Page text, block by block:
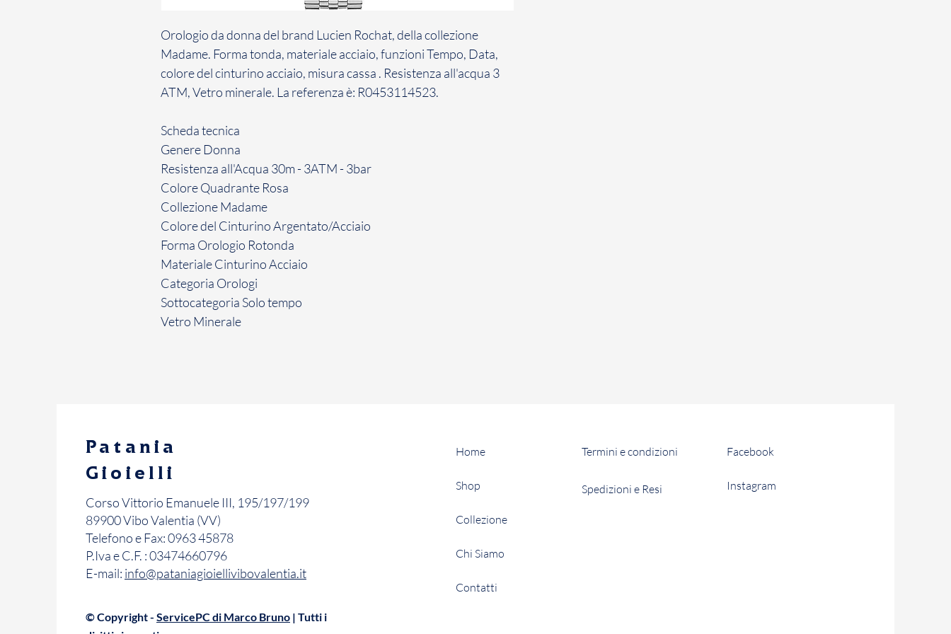
Orologio da donna del brand Lucien Rochat, della collezione
Madame. Forma tonda, materiale acciaio, funzioni Tempo, Data,
colore del cinturino acciaio, misura cassa . Resistenza all'acqua 3
ATM, Vetro minerale. La referenza è: R0453114523.
Scheda tecnica
GenereDonna
Resistenza all'Acqua 30m - 3ATM - 3bar
Colore Quadrante Rosa
CollezioneMadame
Colore del CinturinoArgentato/Acciaio
Forma Orologio Rotonda
Materiale CinturinoAcciaio
Categoria Orologi
Sottocategoria Solo tempo
Vetro Minerale
Patania
Gioielli
Corso Vittorio Emanuele III, 195/197/199
89900 Vibo Valentia (VV)
Telefono e Fax: 0963 45878
P.Iva e C.F. : 03474660796
E-mail: info@pataniagioiellivibovalentia.it
© Copyright - ServicePC di Marco Bruno | Tutti i
Home
Shop
Collezione
Chi Siamo
Contatti
Termini e condizioni
Spedizioni e Resi
Facebook
Instagram